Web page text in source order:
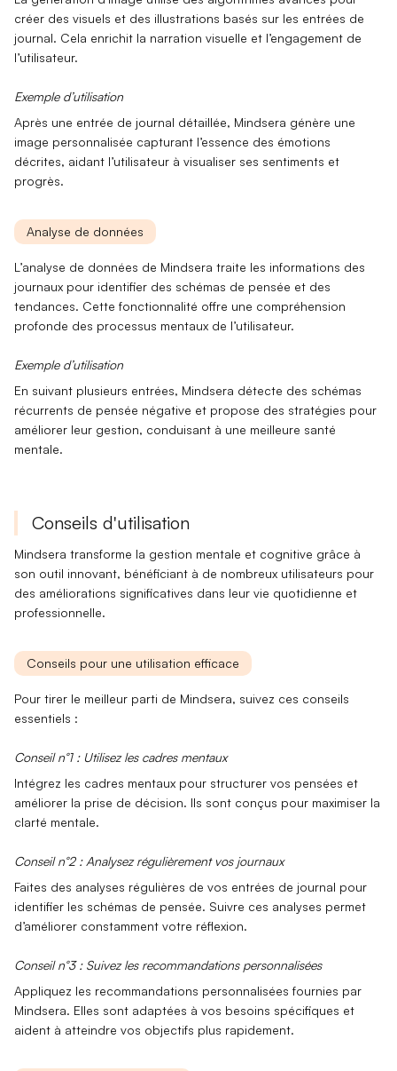
créer desvisuels et des illustrations basés sur les entrées de
journal. Cela enrichit la narration visuelle et l’engagement de
l’utilisateur.
Exemple d’utilisation
Après une entrée de journal détaillée, Mindsera génère une
image personnalisée capturant l’essence des émotions
décrites, aidant l’utilisateur à visualiser ses sentiments et
progrès.
Analyse de données
L’analyse de données de Mindsera traite les informations des
journaux pour identifier des schémas de pensée et des
tendances. Cette fonctionnalité offre une compréhension
profonde des processus mentaux de l’utilisateur.
Exemple d’utilisation
En suivant plusieurs entrées, Mindsera détecte des schémas
récurrents de pensée négative et propose des stratégies pour
améliorer leur gestion, conduisant à une meilleure santé
mentale.
Conseils d'utilisation
Mindsera transforme la gestion mentale et cognitive grâce à
son outil innovant, bénéficiant à de nombreux utilisateurs pour
des améliorations significatives dans leur vie quotidienne et
professionnelle.
Conseils pour une utilisation efficace
Pour tirer le meilleur parti de Mindsera, suivez ces conseils
essentiels :
Conseil n°1 : Utilisez les cadres mentaux
Intégrez les cadres mentaux pour structurer vos pensées et
améliorer la prise de décision. Ils sont conçus pour maximiser la
clarté mentale.
Conseil n°2 : Analysez régulièrement vos journaux
Faites des analyses régulières de vos entrées de journal pour
identifier les schémas de pensée. Suivre ces analyses permet
d’améliorer constamment votre réflexion.
Conseil n°3 : Suivez les recommandations personnalisées
Appliquez les recommandations personnalisées fournies par
Mindsera. Elles sont adaptées à vos besoins spécifiques et
aident à atteindre vos objectifs plus rapidement.